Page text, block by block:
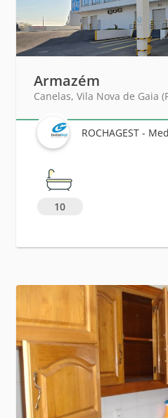
Armazém
Canelas, Vila Nova de Gaia
ROCHAGEST -
10